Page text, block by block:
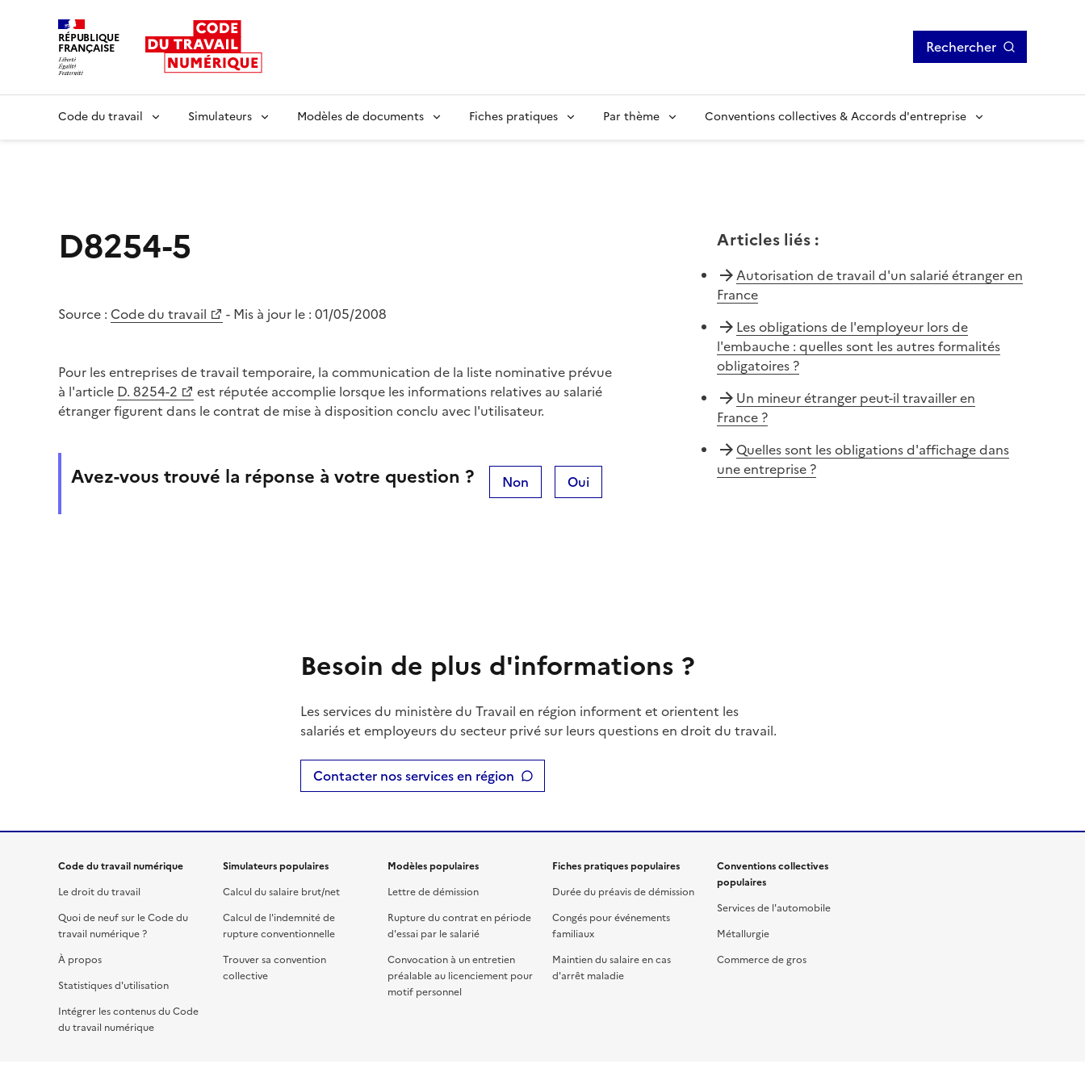
RÉPUBLIQUE
FRANÇAISE Rechercher
Code du travail Simulateurs Modèles de documents Fiches pratiques Par thème Conventions collectives & Accords d'entreprise
D8254-5
Source : Code du travail - Mis à jour le : 01/05/2008
Pour les entreprises de travail temporaire, la communication de la liste nominative prévue
à l'article D. 8254-2
est réputée accomplie lorsque les informations relatives au salarié
étranger figurent dans le contrat de mise à disposition conclu avec l'utilisateur.
Avez-vous trouvé la réponse à votre question ? Non Oui
Articles liés:
Autorisation de travail d'un salarié étranger en
France
Les obligations de l'employeur lors de
l'embauche : quelles sont les autres formalités
obligatoires ?
Un mineur étranger peut-il travailler en
France ?
Quelles sont les obligations d'affichage dans
une entreprise ?
Besoin de plus d'informations ?
Les services du ministère du Travail en région informent et orientent les
salariés et employeurs du secteur privé sur leurs questions en droit du travail.
Contacter nos services en région
Code du travail numérique
Le droit du travail
Quoi de neuf sur le Code du
travail numérique ?
À propos
Statistiques d'utilisation
Intégrer les contenus du Code
du travail numérique
Simulateurs populaires
Calcul du salaire brut/net
Calcul de l'indemnité de
rupture conventionnelle
Trouver sa convention
collective
Modèles populaires
Lettre de démission
Rupture du contrat en période
d'essai par le salarié
Convocation à un entretien
préalable au licenciement pour
motif personnel
Fiches pratiques populaires
Durée du préavis de démission
Congés pour événements
familiaux
Maintien du salaire en cas
d'arrêt maladie
Conventions collectives
populaires
Services de l'automobile
Métallurgie
Commerce de gros